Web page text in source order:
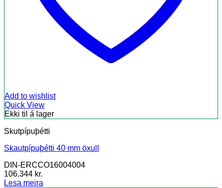
Add to wishlist
Quick View
Ekki til á lager
Skutpípuþétti
Skautpípuþétti 40 mm öxull
DIN-ERCCO16004004
106.344 kr.
Lesa meira